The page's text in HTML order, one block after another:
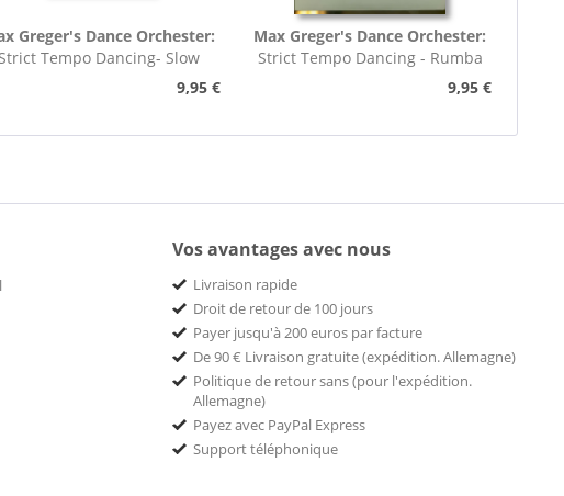
Greger's Dance Orchester:
Strict Tempo Dancing- Slow
9,95 €
Max Greger's Dance Orchester:
Strict Tempo Dancing - Rumba
9,95 €
Vos avantages avec nous
Livraison rapide
Droit de retour de 100 jours
Payer jusqu'à 200 euros par facture
De 90 € Livraison gratuite (expédition. Allemagne)
Politique de retour sans (pour l'expédition.
Allemagne)
Payez avec PayPal Express
Support téléphonique